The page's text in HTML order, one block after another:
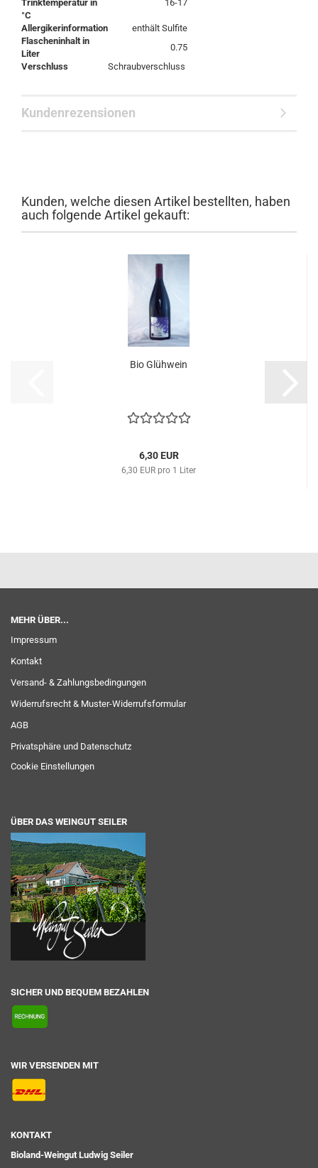
Trinktemperatur in
°C
16-17
Allergikerinformation
enthält Sulfite
Flascheninhalt in
Liter
0.75
Verschluss
Schraubverschluss
Kundenrezensionen
Kunden, welche diesen Artikel bestellten, haben
auch folgende Artikel gekauft:
Bio Glühwein
6,30 EUR
6,30 EUR pro 1 Liter
MEHR ÜBER...
Impressum
Kontakt
Versand- & Zahlungsbedingungen
Widerrufsrecht & Muster-Widerrufsformular
AGB
Privatsphäre und Datenschutz
Cookie Einstellungen
ÜBER DAS WEINGUT SEILER
SICHER UND BEQUEM BEZAHLEN
WIR VERSENDEN MIT
KONTAKT
Bioland-Weingut Ludwig Seiler